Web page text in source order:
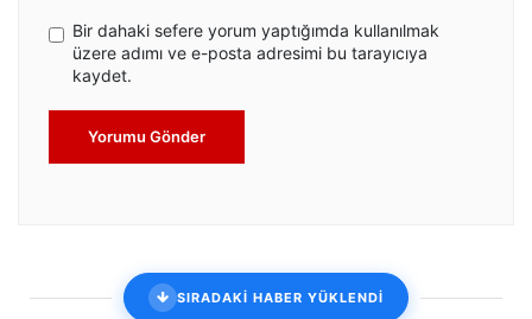
Bir dahaki sefere yorum yaptığımda kullanılmak
üzere adımı ve e-posta adresimi bu tarayıcıya
kaydet.
Yorumu Gönder
SIRADAKİ HABER YÜKLENDİ